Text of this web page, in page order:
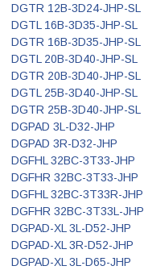
DGTR 12B-3D24-JHP-SL
DGTL 16B-3D35-JHP-SL
DGTR 16B-3D35-JHP-SL
DGTL 20B-3D40-JHP-SL
DGTR 20B-3D40-JHP-SL
DGTL 25B-3D40-JHP-SL
DGTR 25B-3D40-JHP-SL
DGPAD 3L-D32-JHP
DGPAD 3R-D32-JHP
DGFHL 32BC-3T33-JHP
DGFHR 32BC-3T33-JHP
DGFHL 32BC-3T33R-JHP
DGFHR 32BC-3T33L-JHP
DGPAD-XL 3L-D52-JHP
DGPAD-XL 3R-D52-JHP
DGPAD-XL 3L-D65-JHP